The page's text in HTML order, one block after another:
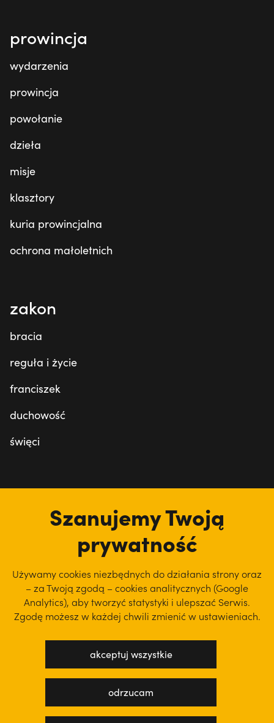
prowincja
wydarzenia
prowincja
powołanie
dzieła
misje
klasztory
kuria prowincjalna
ochrona małoletnich
zakon
bracia
reguła i życie
franciszek
duchowość
święci
regulamin serwisu
Szanujemy Twoją
prywatność
Używamy cookies niezbędnych do działania strony oraz
– za Twoją zgodą – cookies analitycznych (Google
Analytics), abytworzyć statystyki i ulepszać Serwis.
Zgodę możesz w każdej chwili zmienić w ustawieniach.
akceptuj wszystkie
odrzucam